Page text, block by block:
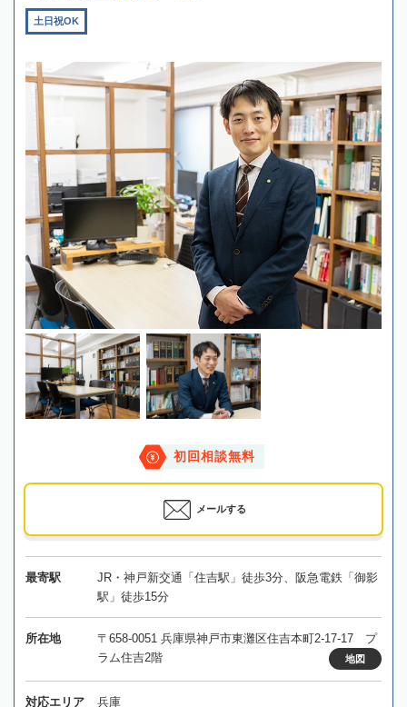
土日祝OK
初回相談無料
メールする
最寄駅
JR・神戸新交通「住吉駅」徒歩3分、阪急電鉄「御影
駅」徒歩15分
所在地
〒658-0051 兵庫県神戸市東灘区住吉本町2-17-17 プ
ラム住吉2階
地図
対応エリア 兵庫